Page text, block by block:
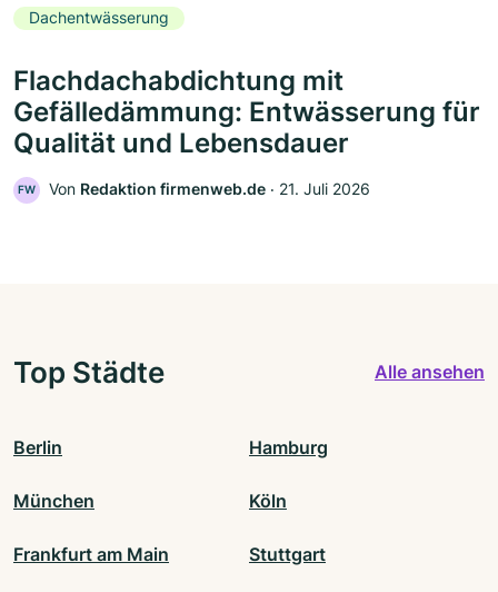
Dachentwässerung
Flachdachabdichtung mit
Gefälledämmung: Entwässerung für
Qualität und Lebensdauer
FW Von Redaktion firmenweb.de ‧ 21. Juli 2026
Top Städte Alle ansehen
Berlin Hamburg
München Köln
Frankfurt am Main Stuttgart